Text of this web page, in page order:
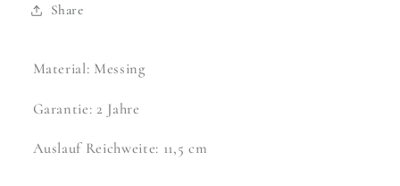
Share
Material: Messing
Garantie: 2 Jahre
Auslauf Reichweite: 11,5 cm